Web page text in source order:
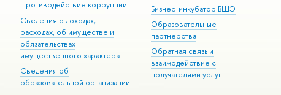
Противодействие коррупции
Сведения о доходах,
расходах, об имуществе и
обязательствах
имущественного характера
Сведения об
образовательной организации
Бизнес-инкубатор ВШЭ
Образовательные
партнерства
Обратная связь и
взаимодействие с
получателями услуг